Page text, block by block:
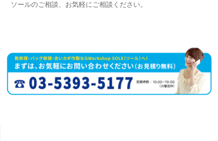
ソールのご相談、お気軽にご相談ください。